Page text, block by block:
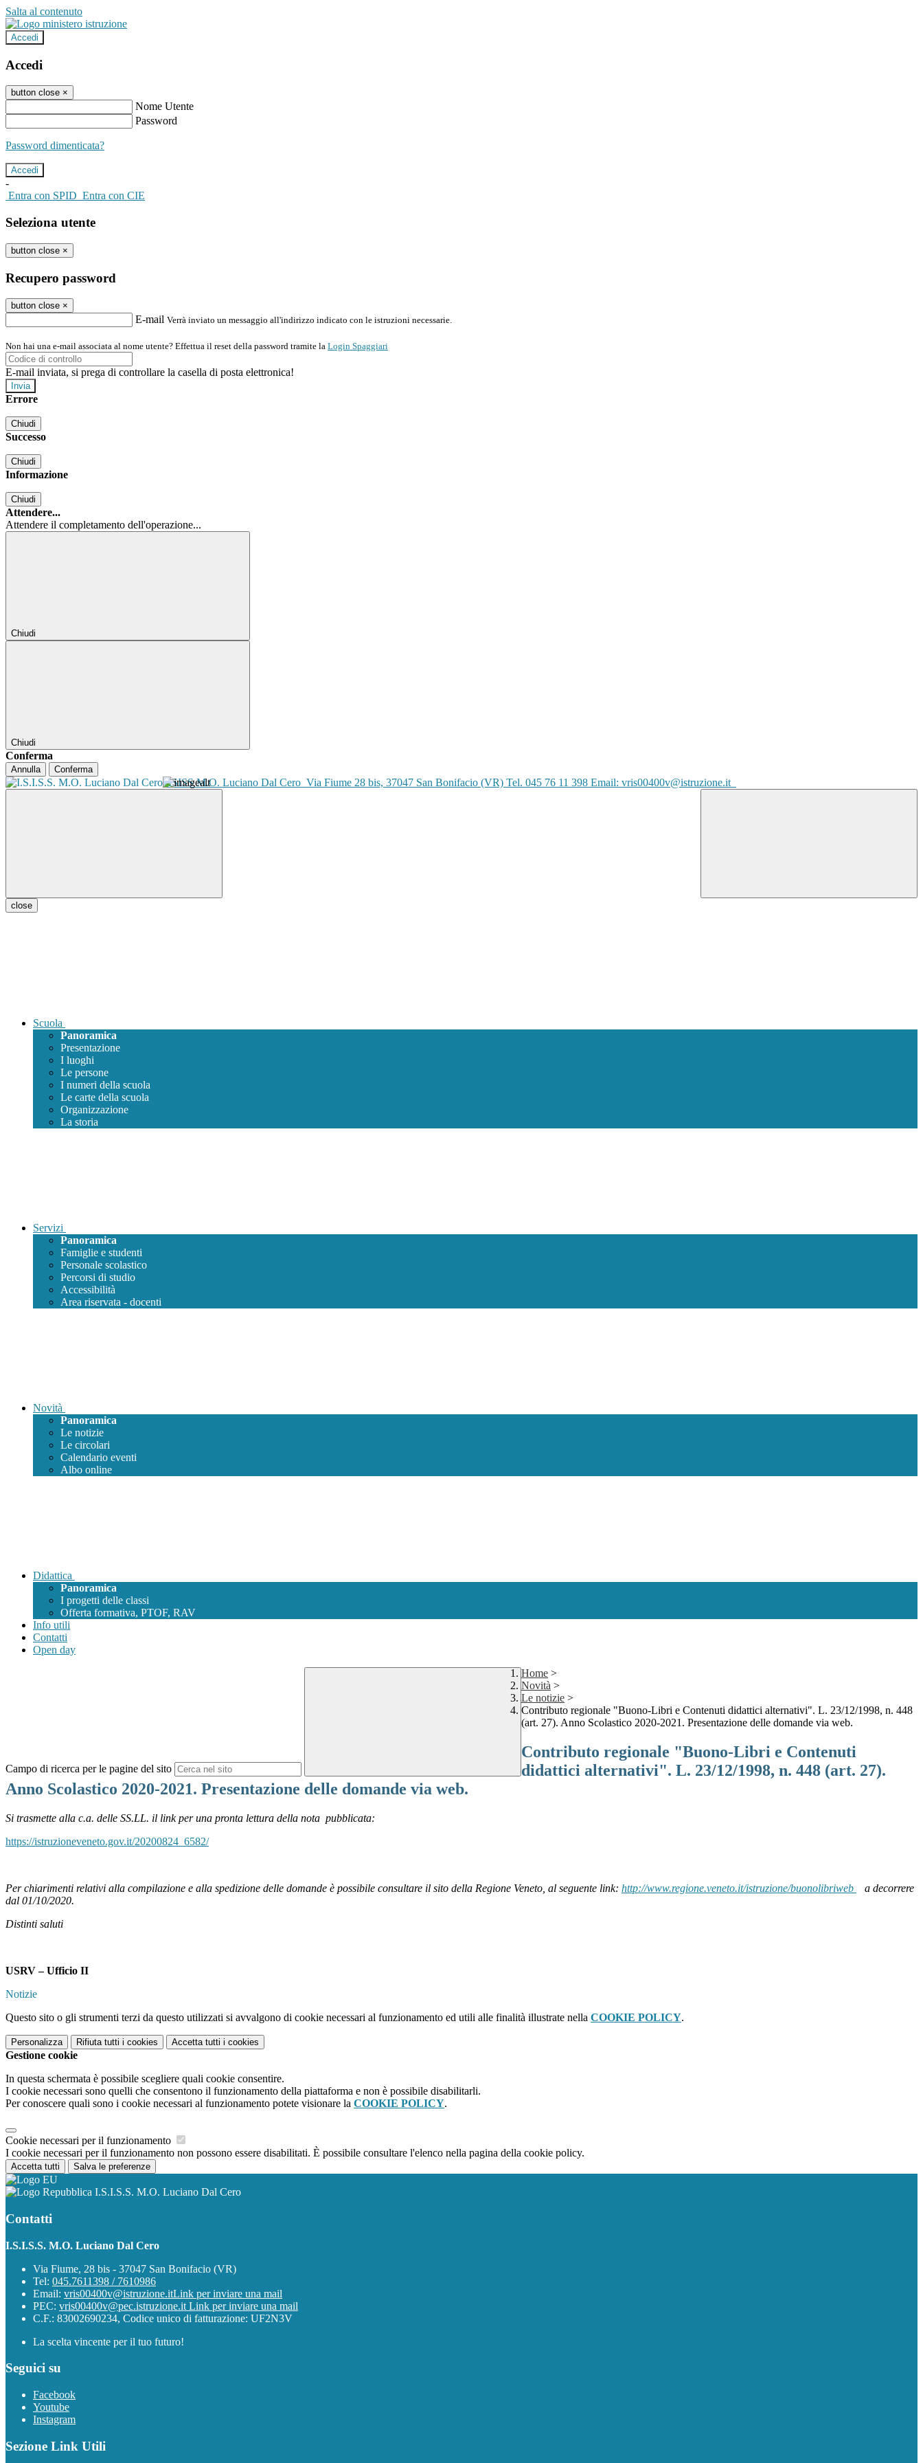
Salta al contenuto
Accedi
Accedi
button close ×
Nome Utente
Password
Password dimenticata?
-
Entra con SPID Entra con CIE
Seleziona utente
button close ×
Recupero password
button close ×
E-mail Verrà inviato un messaggio all'indirizzo indicato con le istruzioni necessarie.
Non hai una e-mail associata al nome utente? Effettua il reset della password tramite la Login Spaggiari
E-mail inviata, si prega di controllare la casella di posta elettronica!
Errore
Chiudi
Successo
Chiudi
Informazione
Chiudi
Attendere...
Attendere il completamento dell'operazione...
Chiudi
Chiudi
Conferma
Annulla Conferma
ISISS M.O. Luciano Dal Cero Via Fiume 28 bis, 37047 San Bonifacio (VR) Tel. 045 76 11 398 Email: vris00400v@istruzione.it
close
Scuola
Panoramica
Presentazione
I luoghi
Le persone
I numeri della scuola
Le carte della scuola
Organizzazione
La storia
Servizi
Panoramica
Famiglie e studenti
Personale scolastico
Percorsi di studio
Accessibilità
Area riservata - docenti
Novità
Panoramica
Le notizie
Le circolari
Calendario eventi
Albo online
Didattica
Panoramica
I progetti delle classi
Offerta formativa, PTOF, RAV
Info utili
Contatti
Open day
Campo di ricerca per le pagine del sito
Home >
Novità >
Le notizie >
Contributo regionale "Buono-Libri e Contenuti didattici alternativi". L. 23/12/1998, n. 448
(art. 27). Anno Scolastico 2020-2021. Presentazione delle domande via web.
Contributo regionale "Buono-Libri e Contenuti
didattici alternativi". L. 23/12/1998, n. 448 (art. 27).
Anno Scolastico 2020-2021. Presentazione delle domande via web.
Si trasmette alla c.a. delle SS.LL. il link per una pronta lettura della nota pubblicata:
https://istruzioneveneto.gov.it/20200824_6582/
Per chiarimenti relativi alla compilazione e alla spedizione delle domande è possibile consultare il sito della Regione Veneto, al seguente link: http://www.regione.veneto.it/istruzione/buonolibriweb
a decorrere
dal 01/10/2020.
Distinti saluti
USRV – Ufficio II
Notizie
Questo sito o gli strumenti terzi da questo utilizzati si avvalgono di cookie necessari al funzionamento ed utili alle finalità illustrate nella COOKIE POLICY.
Personalizza Rifiuta tutti i cookies Accetta tutti i cookies
Gestione cookie
In questa schermata è possibile scegliere quali cookie consentire.
I cookie necessari sono quelli che consentono il funzionamento della piattaforma e non è possibile disabilitarli.
Per conoscere quali sono i cookie necessari al funzionamento potete visionare la COOKIE POLICY.
Cookie necessari per il funzionamento
I cookie necessari per il funzionamento non possono essere disabilitati. È possibile consultare l'elenco nella pagina della cookie policy.
Accetta tutti Salva le preferenze
I.S.I.S.S. M.O. Luciano Dal Cero
Contatti
I.S.I.S.S. M.O. Luciano Dal Cero
Via Fiume, 28 bis - 37047 San Bonifacio (VR)
Tel: 045.7611398 / 7610986
Email: vris00400v@istruzione.itLink per inviare una mail
PEC: vris00400v@pec.istruzione.it Link per inviare una mail
C.F.: 83002690234, Codice unico di fatturazione: UF2N3V
La scelta vincente per il tuo futuro!
Seguici su
Facebook
Youtube
Instagram
Sezione Link Utili